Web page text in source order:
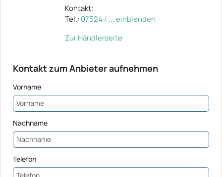
Kontakt:
Tel.: 07524 / ... einblenden
Zur Händlerseite
Kontakt zum Anbieter aufnehmen
Vorname
Nachname
Telefon